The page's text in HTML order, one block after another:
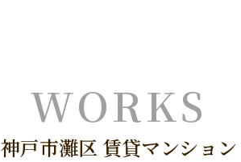
神戸市灘区 賃貸マンション